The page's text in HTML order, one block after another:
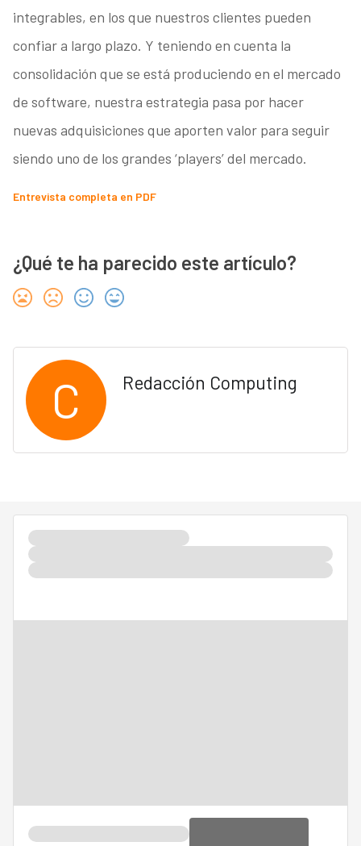
integrables, en los que nuestros clientes pueden
confiar a largo plazo. Y teniendo en cuenta la
consolidación que se está produciendo en el mercado
de software, nuestra estrategia pasa por hacer
nuevas adquisiciones que aporten valor para seguir
siendo uno de los grandes ‘players’ del mercado.
Entrevista completa en PDF
¿Qué te ha parecido este artículo?
C Redacción Computing